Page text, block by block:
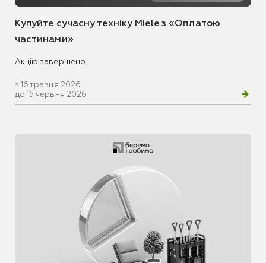
Купуйте сучасну техніку Miele з «Оплатою
частинами»
Акцію завершено.
з 16 травня 2026
до 15 червня 2026